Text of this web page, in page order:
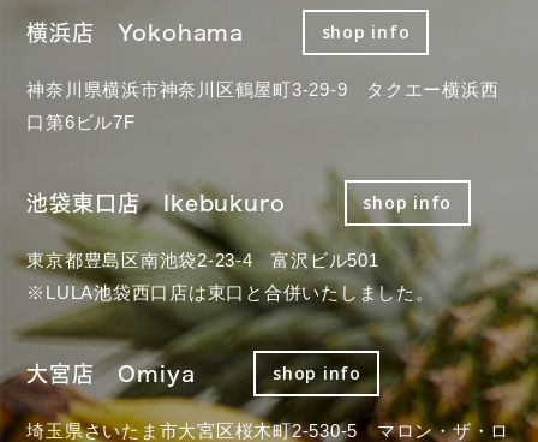
横浜店 Yokohama shop info
神奈川県横浜市神奈川区鶴屋町3-29-9 タクエー横浜西
口第6ビル7F
池袋東口店 Ikebukuro shop info
東京都豊島区南池袋2-23-4 富沢ビル501
※LULA池袋西口店は東口と合併いたしました。
大宮店 Omiya shop info
埼玉県さいたま市大宮区桜木町2-530-5 マロン・ザ・ロ